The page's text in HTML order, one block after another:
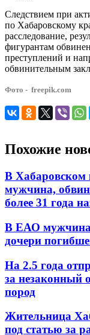
Следствием при
по Хабаровскому
расследование,
фигурантам
преступлений и
обвинительным
Фото - freepik.com
Похожие
В Хабаровском
мужчина,
более 31 года
В ЕАО мужчина
дочери
На 2.5 года
за незаконный
пород
Жительница
под статью за